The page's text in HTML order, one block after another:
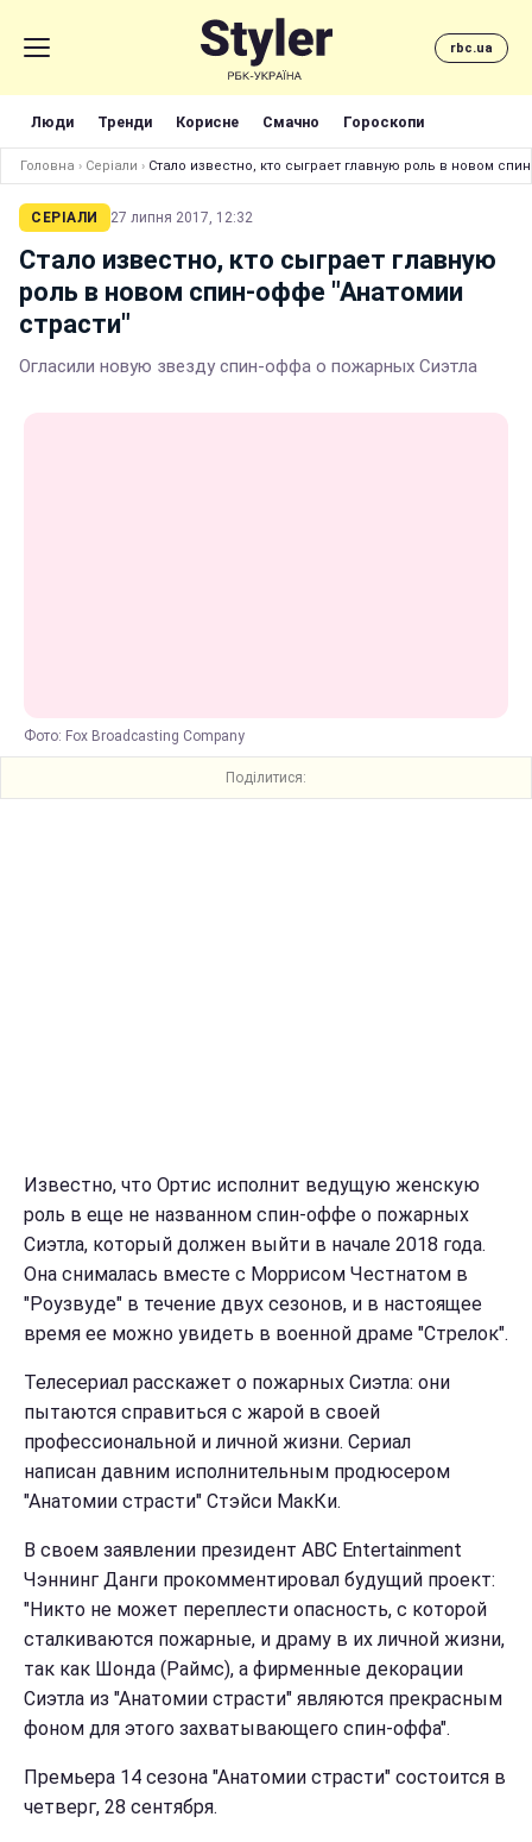
rbc.ua
Люди Тренди Корисне Смачно Гороскопи
Головна › Серіали › Стало известно, кто сыграет главную роль в новом
СЕРІАЛИ 27 липня 2017, 12:32
Стало известно, кто сыграет главную
роль в новом спин-оффе "Анатомии
страсти"
Огласили новую звезду спин-оффа о пожарных Сиэтла
Фото: Fox Broadcasting Company
Поділитися:
Известно, что Ортис исполнит ведущую женскую
роль в еще не названном спин-оффе о пожарных
Сиэтла, который должен выйти в начале 2018 года.
Она снималась вместе с Моррисом Честнатом в
"Роузвуде" в течение двух сезонов, и в настоящее
время ее можно увидеть в военной драме "Стрелок".
Телесериал расскажет о пожарных Сиэтла: они
пытаются справиться с жарой в своей
профессиональной и личной жизни. Сериал
написан давним исполнительным продюсером
"Анатомии страсти" Стэйси МакКи.
В своем заявлении президент ABC Entertainment
Чэннинг Данги прокомментировал будущий проект:
"Никто не может переплести опасность, с которой
сталкиваются пожарные, и драму в их личной жизни,
так как Шонда (Раймс), а фирменные декорации
Сиэтла из "Анатомии страсти" являются прекрасным
фоном для этого захватывающего спин-оффа".
Премьера 14 сезона "Анатомии страсти" состоится в
четверг, 28 сентября.